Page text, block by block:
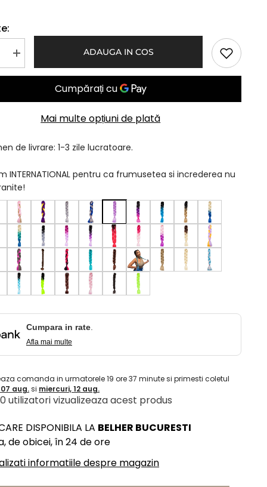
Mareste
cantitatea
pentru
Lila
ADAUGA IN COS
Mai multe opțiuni de plată
de livrare: 1-3 zile lucratoare.
INTERNATIONAL pentru ca frumusetea si increderea nu
Cumpara in rate.
Afla mai multe
comanda in urmatorele19 ore37 minutesi primesti coletul
aug.si miercuri, 12 aug.
utilizatori vizualizeaza acest produs
DISPONIBILA LA BELHER BUCURESTI
de obicei, în 24 de ore
informatiile despre magazin